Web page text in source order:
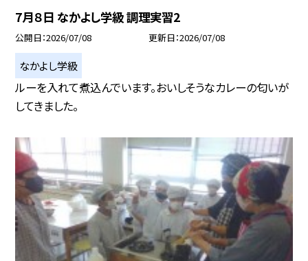
7月８日 なかよし学級 調理実習2
公開日 2026/07/08 更新日 2026/07/08
なかよし学級
ルーを入れて煮込んでいます。おいしそうなカレーの匂いが
してきました。